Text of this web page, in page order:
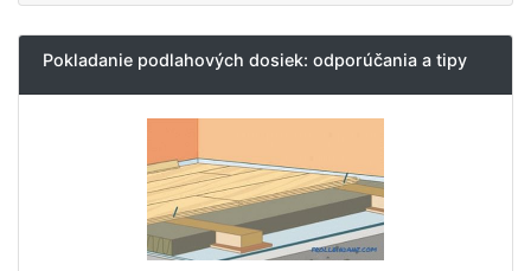
Pokladanie podlahových dosiek: odporúčania a tipy